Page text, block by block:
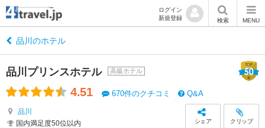
ログイン
新規登録
検索 MENU
品川のホテル
品川プリンスホテル 高級ホテル
4.51 670件のクチコミ Q&A
品川
国内満足度50位以内
シェア クリップ